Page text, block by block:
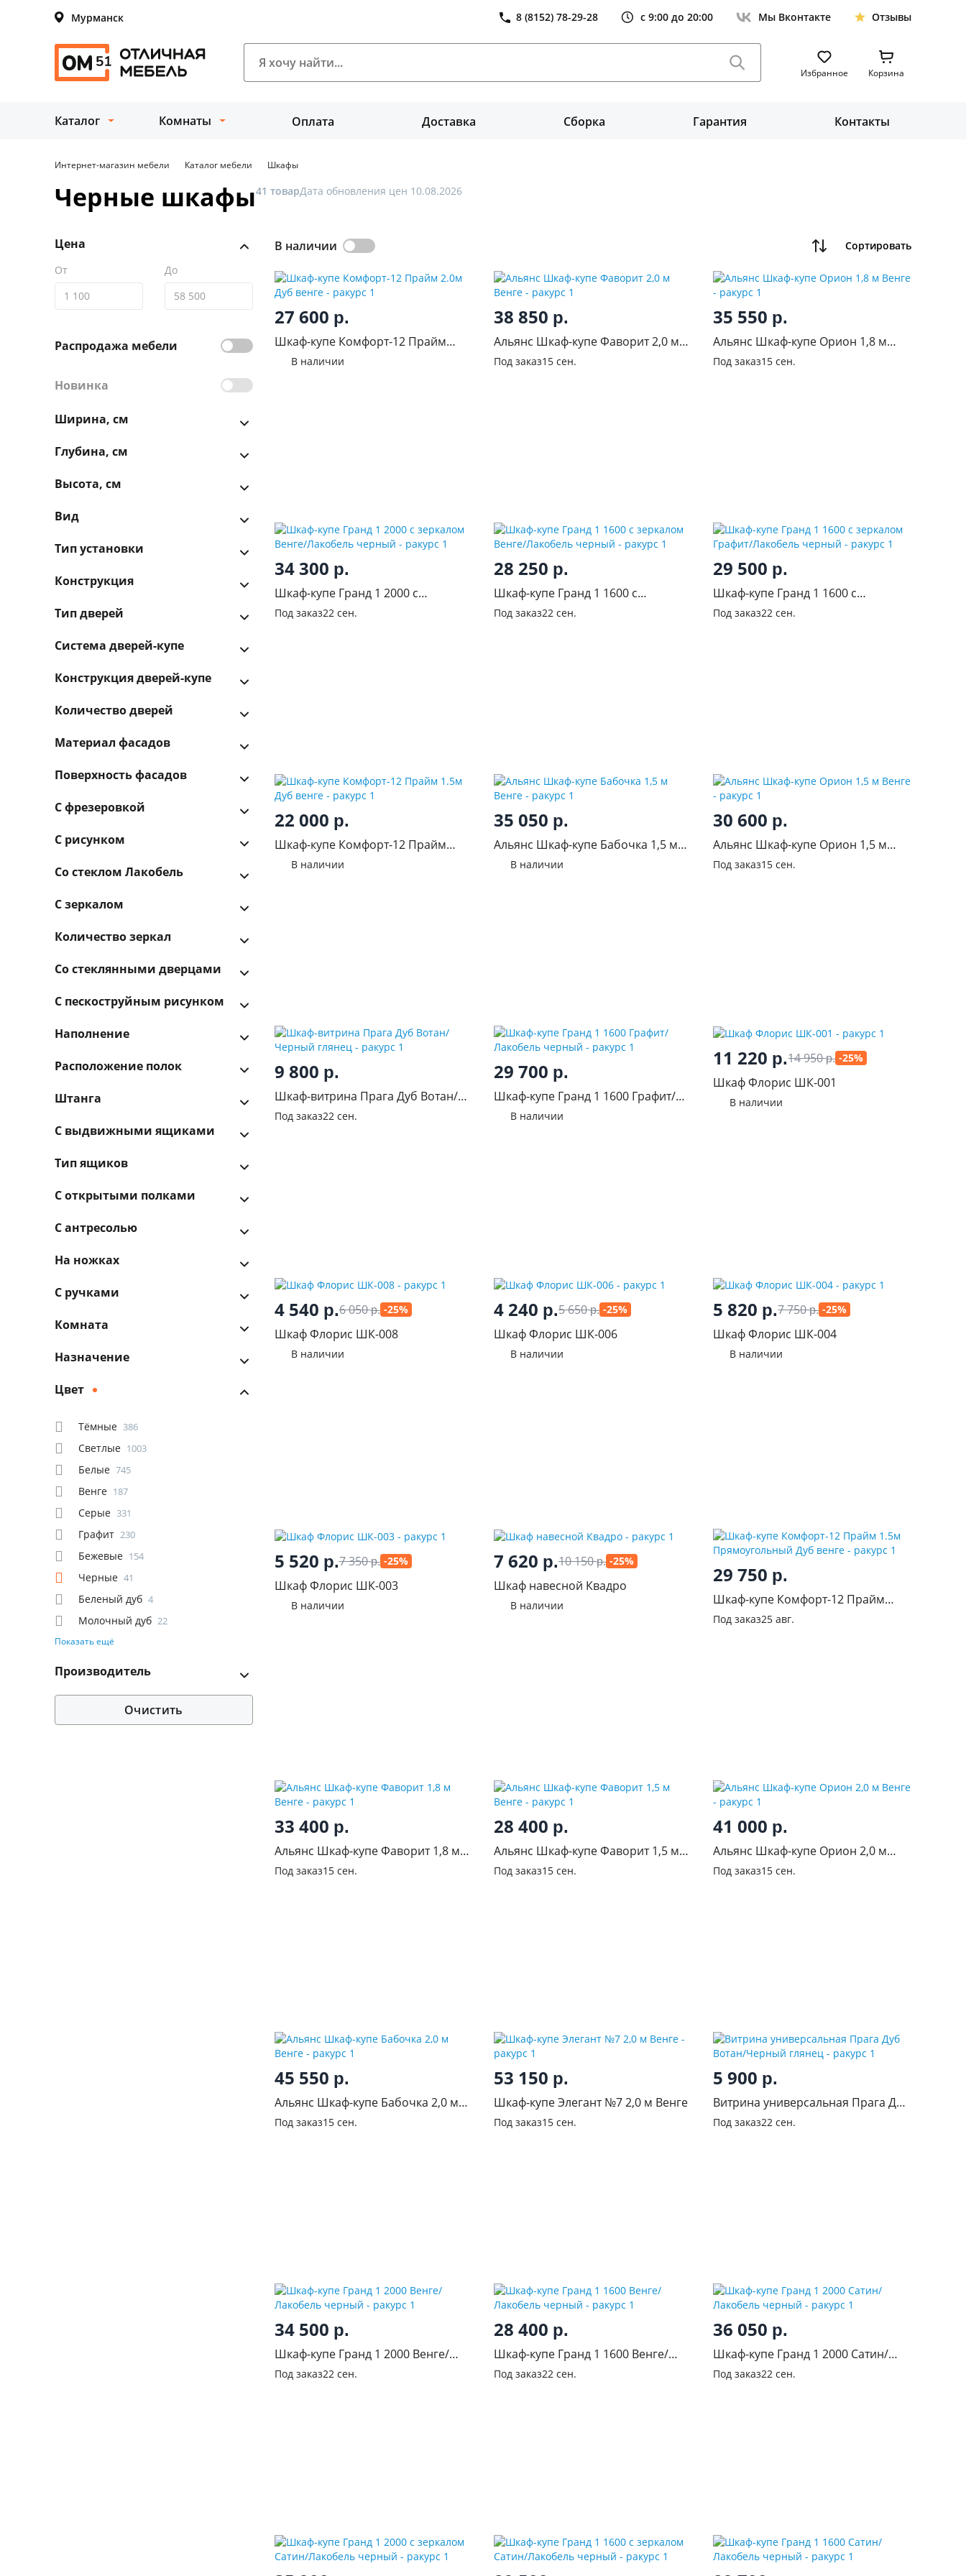
Мурманск 8 (8152) 78-29-28 с 9:00 до 20:00 Мы Вконтакте Отзывы
Избранное Корзина
Каталог Комнаты Оплата Доставка Сборка Гарантия Контакты
Интернет-магазин мебели Каталог мебели Шкафы
Черные шкафы41 товарДата обновления цен 10.08.2026
Цена
От До
Распродажа мебели
Новинка
Ширина, см
Глубина, см
Высота, см
Вид
Тип установки
Конструкция
Тип дверей
Система дверей-купе
Конструкция дверей-купе
Количество дверей
Материал фасадов
Поверхность фасадов
С фрезеровкой
С рисунком
Со стеклом Лакобель
С зеркалом
Количество зеркал
Со стеклянными дверцами
С пескоструйным рисунком
Наполнение
Расположение полок
Штанга
С выдвижными ящиками
Тип ящиков
С открытыми полками
С антресолью
На ножках
С ручками
Комната
Назначение
Цвет
Тёмные 386
Светлые 1003
Белые 745
Венге 187
Серые 331
Графит 230
Бежевые 154
Черные 41
Беленый 4
Молочный 22
Производитель
Очистить
В наличии Сортировать
27 600 р.
Шкаф-купе Комфорт-12 Прайм
2.0м Дуб венге
В наличии
38 850 р.
Альянс Шкаф-купе Фаворит 2,0 м
Венге
Под заказ15 сен.
35 550 р.
Альянс Шкаф-купе Орион 1,8 м
Венге
Под заказ15 сен.
34 300 р.
Шкаф-купе Гранд 1 2000 с
зеркалом Венге/Лакобель черный
Под заказ22 сен.
28 250 р.
Шкаф-купе Гранд 1 1600 с
зеркалом Венге/Лакобель черный
Под заказ22 сен.
29 500 р.
Шкаф-купе Гранд 1 1600 с
зеркалом Графит/Лакобель
черный
Под заказ22 сен.
22 000 р.
Шкаф-купе Комфорт-12 Прайм
1.5м Дуб венге
В наличии
35 050 р.
Альянс Шкаф-купе Бабочка 1,5 м
Венге
В наличии
30 600 р.
Альянс Шкаф-купе Орион 1,5 м
Венге
Под заказ15 сен.
9 800 р.
Шкаф-витрина Прага Дуб Вотан/
Черный глянец
Под заказ22 сен.
29 700 р.
Шкаф-купе Гранд 1 1600 Графит/
Лакобель черный
В наличии
11 220 р.14 950р. -25%
Шкаф Флорис ШК-001
В наличии
4 540 р.6 050р. -25%
Шкаф Флорис ШК-008
В наличии
4 240 р.5 650р. -25%
Шкаф Флорис ШК-006
В наличии
5 820 р.7 750р. -25%
Шкаф Флорис ШК-004
В наличии
5 520 р.7 350р. -25%
Шкаф Флорис ШК-003
В наличии
7 620 р.10 150р. -25%
Шкаф навесной Квадро
В наличии
29 750 р.
Шкаф-купе Комфорт-12 Прайм
1.5м Прямоугольный Дуб венге
Под заказ25 авг.
33 400 р.
Альянс Шкаф-купе Фаворит 1,8 м
Венге
Под заказ15 сен.
28 400 р.
Альянс Шкаф-купе Фаворит 1,5 м
Венге
Под заказ15 сен.
41 000 р.
Альянс Шкаф-купе Орион 2,0 м
Венге
Под заказ15 сен.
45 550 р.
Альянс Шкаф-купе Бабочка 2,0 м
Венге
Под заказ15 сен.
53 150 р.
Шкаф-купе Элегант №7 2,0 м Венге
Под заказ15 сен.
5 900 р.
Витрина универсальная Прага Дуб
Вотан/Черный глянец
Под заказ22 сен.
34 500 р.
Шкаф-купе Гранд 1 2000 Венге/
Лакобель черный
Под заказ22 сен.
28 400 р.
Шкаф-купе Гранд 1 1600 Венге/
Лакобель черный
Под заказ22 сен.
36 050 р.
Шкаф-купе Гранд 1 2000 Сатин/
Лакобель черный
Под заказ22 сен.